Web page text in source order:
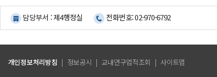
담당부서 : 제4행정실 전화번호: 02-970-6792
개인정보처리방침 | 정보공시 | 교내연구업적조회 | 사이트맵